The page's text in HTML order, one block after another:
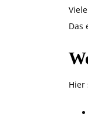
Das
Hier